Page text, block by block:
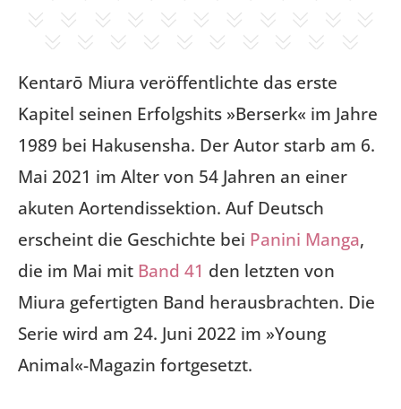
Kentarō Miura veröffentlichte das erste
Kapitel seinen Erfolgshits »Berserk« im Jahre
1989 bei Hakusensha. Der Autor starb am 6.
Mai 2021 im Alter von 54 Jahren an einer
akuten Aortendissektion. Auf Deutsch
erscheint die Geschichte bei Panini Manga,
die im Mai mit Band 41 den letzten von
Miura gefertigten Band herausbrachten. Die
Serie wird am 24. Juni 2022 im »Young
Animal«-Magazin fortgesetzt.